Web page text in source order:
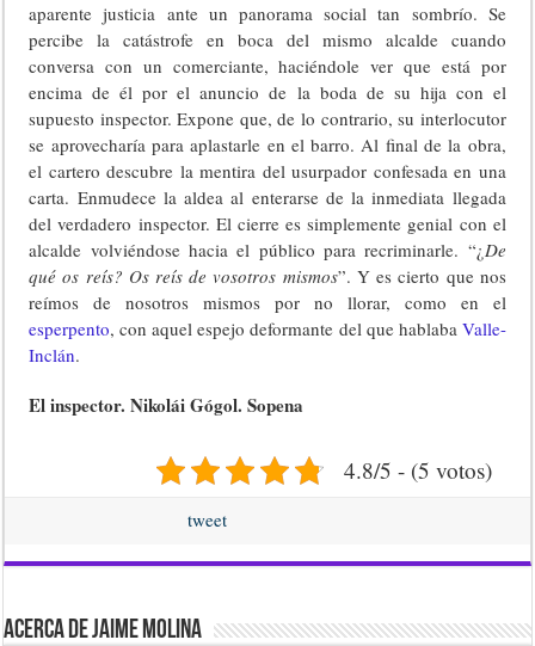
aparente justicia ante un panorama social tan sombrío. Se
percibe la catástrofe en boca del mismo alcalde cuando
conversa con un comerciante, haciéndole ver que está por
encima de él por el anuncio de la boda de su hija con el
supuesto inspector. Expone que, de lo contrario, su interlocutor
se aprovecharía para aplastarle en el barro. Al final de la obra,
el cartero descubre la mentira del usurpador confesada en una
carta. Enmudece la aldea al enterarse de la inmediata llegada
del verdadero inspector. El cierre es simplemente genial con el
alcalde volviéndose hacia el público para recriminarle. “¿De
qué os reís? Os reís de vosotros mismos”. Y es cierto que nos
reímos de nosotros mismos por no llorar, como en el
esperpento, con aquel espejo deformante del que hablaba Valle-
Inclán.
El inspector. Nikolái Gógol. Sopena
4.8/5 - (5 votos)
tweet
Acerca de Jaime Molina